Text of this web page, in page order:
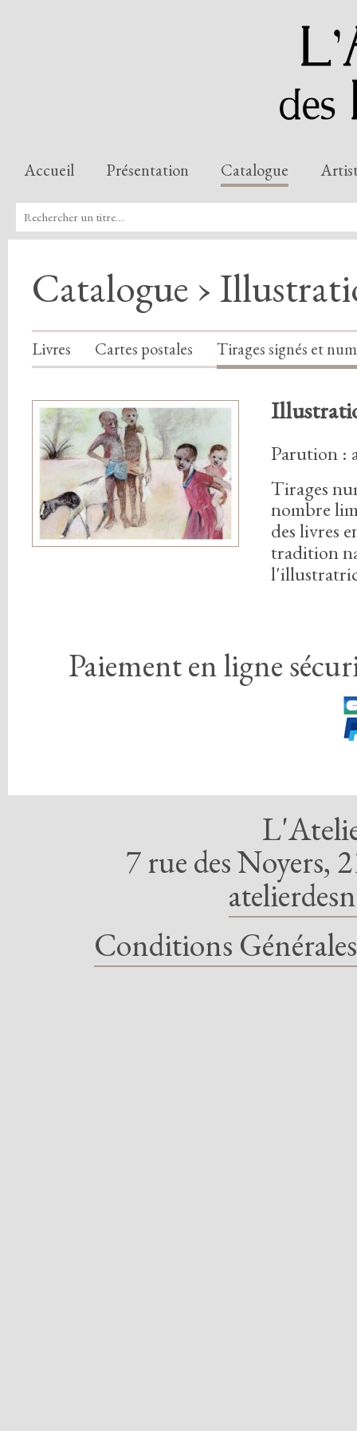
Accueil Présentation Catalogue
Catalogue ›
Livres Cartes postales Tirages signés et
Parution :
Tirages
nombre
des livres
tradition
Paiement en ligne
7 rue des Noyers,
Conditions